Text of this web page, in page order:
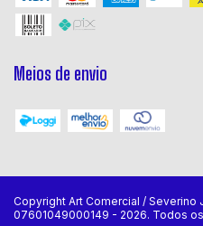
Meios de envio
Copyright Art Comercial / Severino
07601049000149 - 2026. Todos